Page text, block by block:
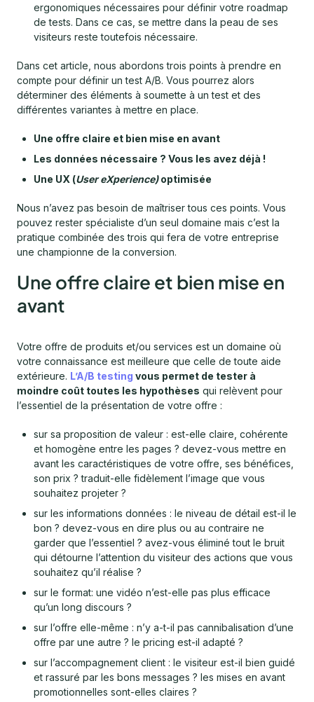
ergonomiques nécessaires pour définir votre roadmap
de tests. Dans ce cas, se mettre dans la peau de ses
visiteurs reste toutefois nécessaire.
Dans cet article, nous abordons trois points à prendre en
compte pour définir un test A/B. Vous pourrez alors
déterminer des éléments à soumette à un test et des
différentes variantes à mettre en place.
Une offre claire et bien mise en avant
Les données nécessaire ? Vous les avez déjà !
Une UX (User eXperience)optimisée
Nous n’avez pas besoin de maîtriser tous ces points. Vous
pouvez rester spécialiste d’un seul domaine mais c’est la
pratique combinée des trois qui fera de votre entreprise
une championne de la conversion.
Une offre claire et bien mise en
avant
Votre offre de produits et/ou services est un domaine où
votre connaissance est meilleure que celle de toute aide
extérieure. L’A/B testing vous permet de tester à
moindre coût toutes les hypothèses qui relèvent pour
l’essentiel de la présentation de votre offre :
sur sa proposition de valeur : est-elle claire, cohérente
et homogène entre les pages ? devez-vous mettre en
avant les caractéristiques de votre offre, ses bénéfices,
son prix ? traduit-elle fidèlement l’image que vous
souhaitez projeter ?
sur les informations données : le niveau de détail est-il le
bon ? devez-vous en dire plus ou au contraire ne
garder que l’essentiel ? avez-vous éliminé tout le bruit
qui détourne l’attention du visiteur des actions que vous
souhaitez qu’il réalise ?
sur le format: une vidéo n’est-elle pas plus efficace
qu’un long discours ?
sur l’offre elle-même : n’y a-t-il pas cannibalisation d’une
offre par une autre ? le pricing est-il adapté ?
sur l’accompagnement client : le visiteur est-il bien guidé
et rassuré par les bons messages ? les mises en avant
promotionnelles sont-elles claires ?